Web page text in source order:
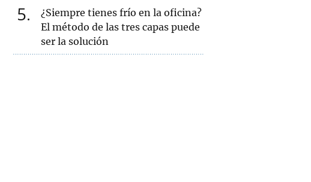
5
¿Siempre tienes frío en la oficina?
El método de las tres capas puede
ser la solución